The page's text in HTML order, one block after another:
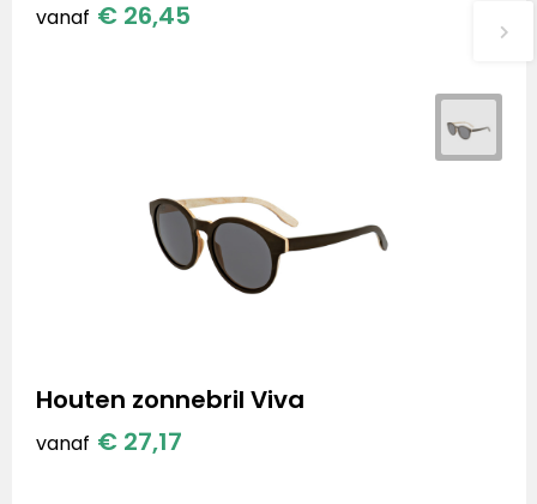
vanaf € 26,45
Houten zonnebril Viva
vanaf € 27,17